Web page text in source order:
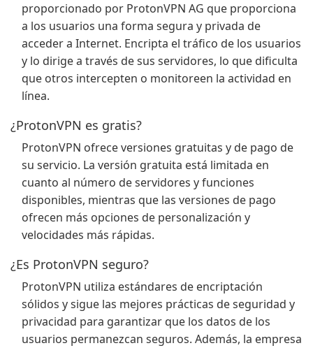
proporcionado por ProtonVPN AG que proporciona
a los usuarios una forma segura y privada de
acceder a Internet. Encripta el tráfico de los usuarios
y lo dirige a través de sus servidores, lo que dificulta
que otros intercepten o monitoreen la actividad en
línea.
¿ProtonVPN es gratis?
ProtonVPN ofrece versiones gratuitas y de pago de
su servicio. La versión gratuita está limitada en
cuanto al número de servidores y funciones
disponibles, mientras que las versiones de pago
ofrecen más opciones de personalización y
velocidades más rápidas.
¿Es ProtonVPN seguro?
ProtonVPN utiliza estándares de encriptación
sólidos y sigue las mejores prácticas de seguridad y
privacidad para garantizar que los datos de los
usuarios permanezcan seguros. Además, la empresa